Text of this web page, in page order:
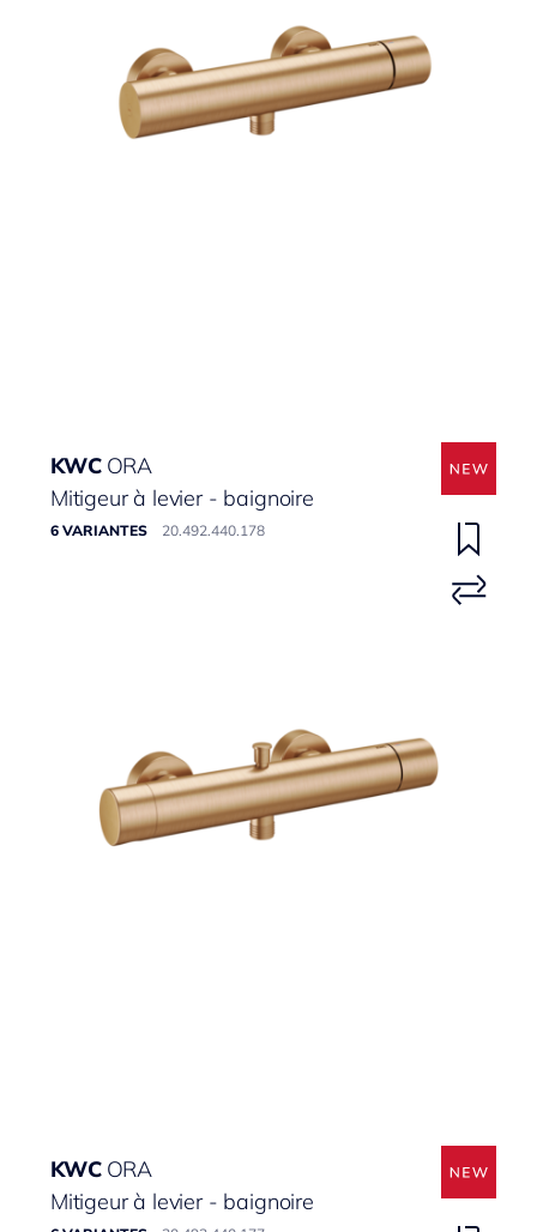
KWC ORA
Mitigeur à levier - baignoire
6 VARIANTES 20.492.440.178
KWC ORA
Mitigeur à levier - baignoire